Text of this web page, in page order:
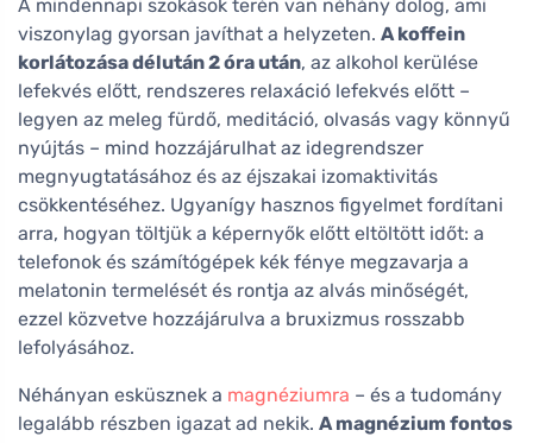
A mindennapi szokások terén van néhány dolog, ami
viszonylag gyorsan javíthat a helyzeten. A koffein
korlátozása délután 2 óra után, az alkohol kerülése
lefekvés előtt, rendszeres relaxáció lefekvés előtt –
legyen az meleg fürdő, meditáció, olvasás vagy könnyű
nyújtás – mind hozzájárulhat az idegrendszer
megnyugtatásához és az éjszakai izomaktivitás
csökkentéséhez. Ugyanígy hasznos figyelmet fordítani
arra, hogyan töltjük a képernyők előtt eltöltött időt: a
telefonok és számítógépek kék fénye megzavarja a
melatonin termelését és rontja az alvás minőségét,
ezzel közvetve hozzájárulva a bruxizmus rosszabb
lefolyásához.
Néhányan esküsznek a magnéziumra – és a tudomány
legalább részben igazat ad nekik. A magnézium fontos